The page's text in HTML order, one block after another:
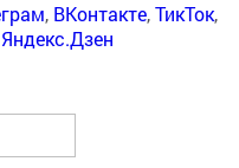
, ВКонтакте,ТикТок,
Яндекс.Дзен